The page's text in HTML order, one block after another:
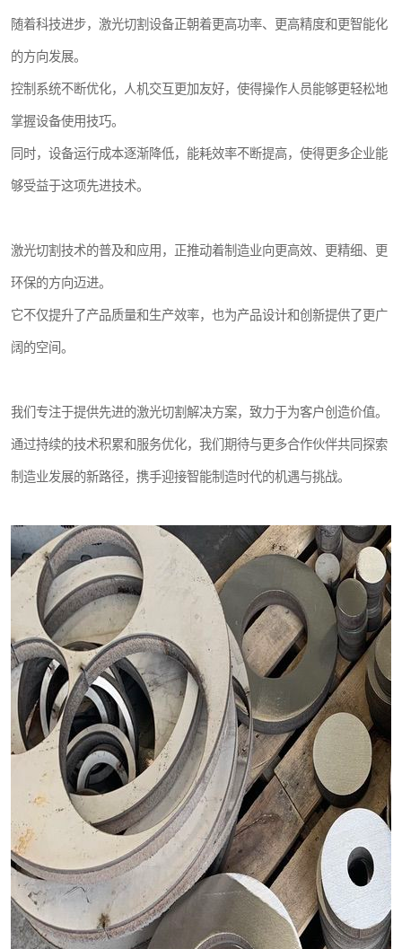
随着科技进步，激光切割设备正朝着更高功率、更高精度和更智能化
的方向发展。
控制系统不断优化，人机交互更加友好，使得操作人员能够更轻松地
掌握设备使用技巧。
同时，设备运行成本逐渐降低，能耗效率不断提高，使得更多企业能
够受益于这项先进技术。
激光切割技术的普及和应用，正推动着制造业向更高效、更精细、更
环保的方向迈进。
它不仅提升了产品质量和生产效率，也为产品设计和创新提供了更广
阔的空间。
我们专注于提供先进的激光切割解决方案，致力于为客户创造价值。
通过持续的技术积累和服务优化，我们期待与更多合作伙伴共同探索
制造业发展的新路径，携手迎接智能制造时代的机遇与挑战。